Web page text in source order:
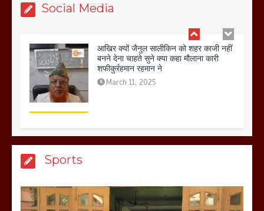
Social Media
बिजली विभाग से परेशान होकर बागपत में एक संत
ने सरकार को दी आमरण अनशन की चेतावनी
March 8, 2025
Sports